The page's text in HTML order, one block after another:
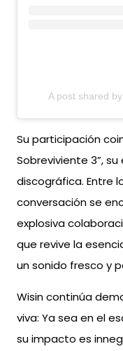
A post shared
Su participación
Sobreviviente 3”,
discográfica. Entre
conversación se
explosiva
que revive la
un sonido fresco y
Wisin continúa
viva: Ya sea en el
su impacto es